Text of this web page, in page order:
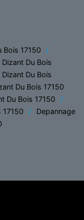
Bois 17150
Du Bois
Du Bois
Du Bois 17150
Du Bois 17150
17150
Depannage